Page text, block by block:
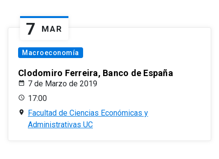
7 MAR
Macroeconomía
Clodomiro Ferreira, Banco de España
7 de Marzo de 2019
17:00
Facultad de Ciencias Económicas y
Administrativas UC